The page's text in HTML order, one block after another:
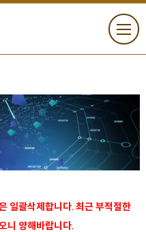
일괄삭제합니다. 최근 부적절한
니 양해바랍니다.